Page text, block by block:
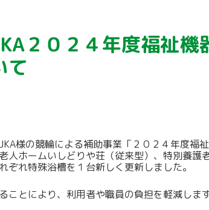
２０２４年度福祉機
て
様の競輪による補助事業「２０２４年度福
人ホームいしどりや荘（従来型）、特別養護
ぞれ特殊浴槽を１台新しく更新しました。
ことにより、利用者や職員の負担を軽減しま